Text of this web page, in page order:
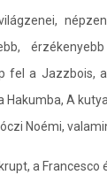
fel a Jazzbois,
Hakumba, A
Noémi,
a Francesco